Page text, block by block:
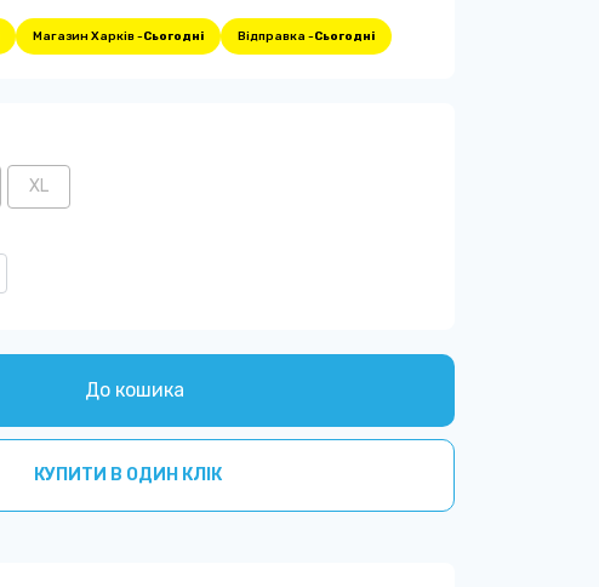
Магазин Харків -Сьогодні Відправка -Сьогодні
XL
До кошика
КУПИТИ В ОДИН КЛІК